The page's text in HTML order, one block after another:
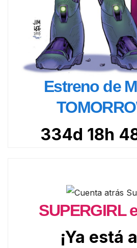
Estreno de
334d 18h
SUPERGIRL
¡Ya está